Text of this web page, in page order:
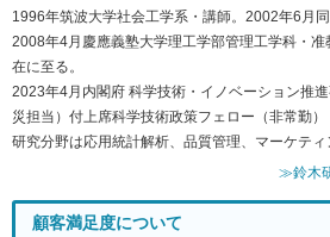
1996年筑波大学社会工学系・講師。2002年6月同
2008年4月慶應義塾大学理工学部管理工学科・
在に至る。
2023年4月内閣府 科学技術・イノベーション推
災担当）付上席科学技術政策フェロー（非常勤）
研究分野は応用統計解析、品質管理、マーケティ
≫鈴木
顧客満足度について